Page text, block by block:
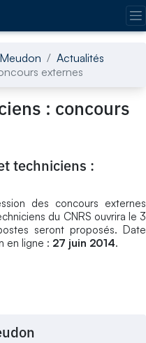
Actualités
externes
: concours
techniciens :
des concours externes
du CNRS ouvrira le 3
seront proposés. Date
en ligne : 27 juin 2014.